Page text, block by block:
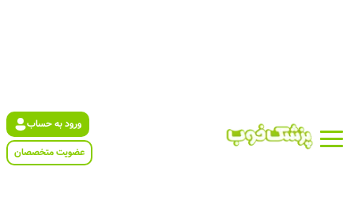
ورود به حساب
عضویت متخصصان